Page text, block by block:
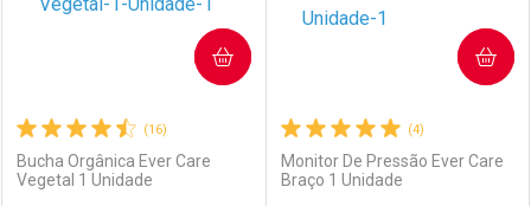
(16)
Bucha Orgânica Ever Care
Vegetal 1 Unidade
COMPRAR
(4)
Monitor De Pressão Ever Care
Braço 1 Unidade
COMPRAR